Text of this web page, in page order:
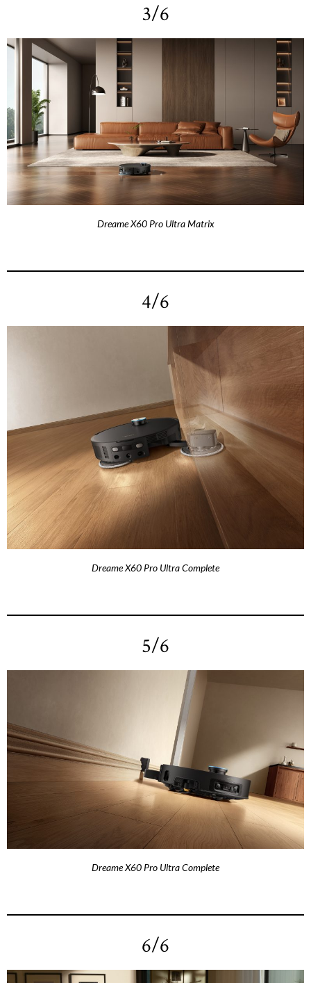
3/6
Dreame X60 Pro Ultra Matrix
4/6
Dreame X60 Pro Ultra Complete
5/6
Dreame X60 Pro Ultra Complete
6/6